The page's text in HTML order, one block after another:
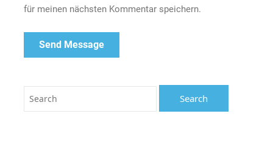
für meinen nächsten Kommentar speichern.